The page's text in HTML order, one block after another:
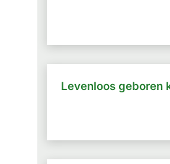
Levenloos geboren